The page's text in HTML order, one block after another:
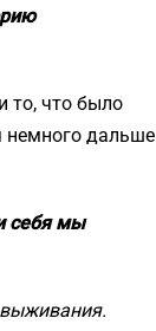
то, что было
немного дальше
себя мы
выживания.